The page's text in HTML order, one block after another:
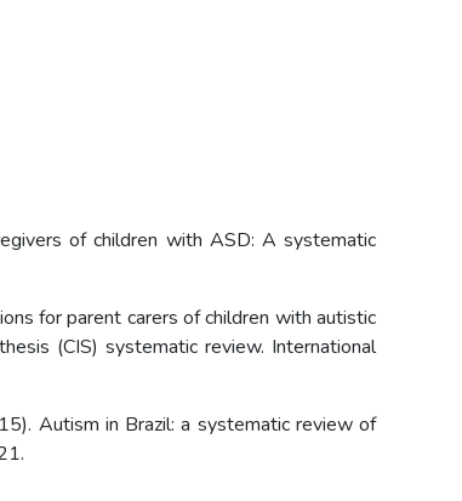
of children with ASD: A systematic
for parent carers of children with autistic
(CIS) systematic review. International
Autism in Brazil: a systematic review of